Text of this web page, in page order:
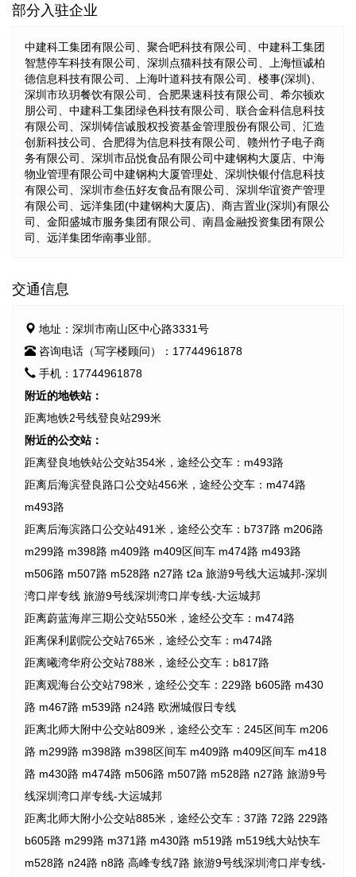
部分入驻企业
中建科工集团有限公司、聚合吧科技有限公司、中建科工集团
智慧停车科技有限公司、深圳点猫科技有限公司、上海恒诚柏
德信息科技有限公司、上海叶道科技有限公司、楼事(深圳)、
深圳市玖玥餐饮有限公司、合肥果速科技有限公司、希尔顿欢
朋公司、中建科工集团绿色科技有限公司、联合金科信息科技
有限公司、深圳铸信诚股权投资基金管理股份有限公司、汇造
创新科技公司、合肥得为信息科技有限公司、赣州竹子电子商
务有限公司、深圳市品悦食品有限公司中建钢构大厦店、中海
物业管理有限公司中建钢构大厦管理处、深圳快银付信息科技
有限公司、深圳市叁伍好友食品有限公司、深圳华谊资产管理
有限公司、远洋集团(中建钢构大厦店)、商吉置业(深圳)有限公
司、金阳盛城市服务集团有限公司、南昌金融投资集团有限公
司、远洋集团华南事业部。
交通信息
地址：深圳市南山区中心路3331号
咨询电话（写字楼顾问）：17744961878
手机：17744961878
附近的地铁站：
距离地铁2号线登良站299米
附近的公交站：
距离登良地铁站公交站354米，途经公交车：m493路
距离后海滨登良路口公交站456米，途经公交车：m474路
m493路
距离后海滨路口公交站491米，途经公交车：b737路 m206路
m299路 m398路 m409路 m409区间车 m474路 m493路
m506路 m507路 m528路 n27路 t2a 旅游9号线大运城邦-深圳
湾口岸专线 旅游9号线深圳湾口岸专线-大运城邦
距离蔚蓝海岸三期公交站550米，途经公交车：m474路
距离保利剧院公交站765米，途经公交车：m474路
距离曦湾华府公交站788米，途经公交车：b817路
距离观海台公交站798米，途经公交车：229路 b605路 m430
路 m467路 m539路 n24路 欧洲城假日专线
距离北师大附中公交站809米，途经公交车：245区间车 m206
路 m299路 m398路 m398区间车 m409路 m409区间车 m418
路 m430路 m474路 m506路 m507路 m528路 n27路 旅游9号
线深圳湾口岸专线-大运城邦
距离北师大附小公交站885米，途经公交车：37路 72路 229路
b605路 m299路 m371路 m430路 m519路 m519线大站快车
m528路 n24路 n8路 高峰专线7路 旅游9号线深圳湾口岸专线-